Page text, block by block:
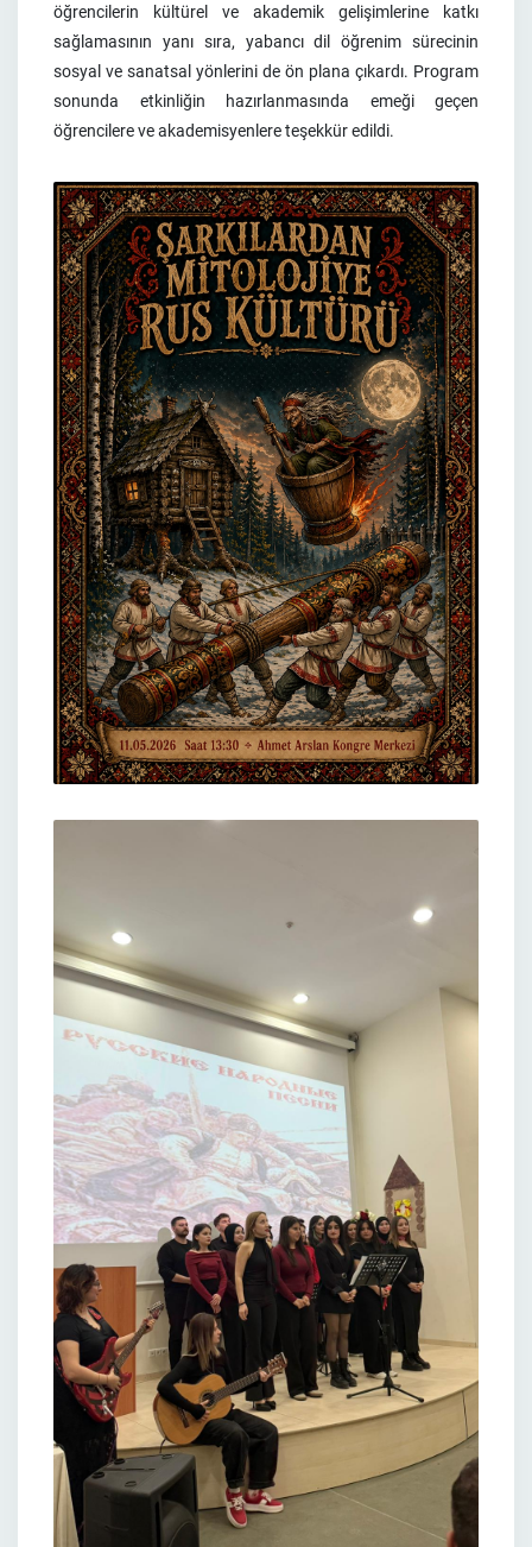
öğrencilerin kültürel ve akademik gelişimlerine katkı
sağlamasının yanı sıra, yabancı dil öğrenim sürecinin
sosyal ve sanatsal yönlerini de ön plana çıkardı. Program
sonunda etkinliğin hazırlanmasında emeği geçen
öğrencilere ve akademisyenlere teşekkür edildi.